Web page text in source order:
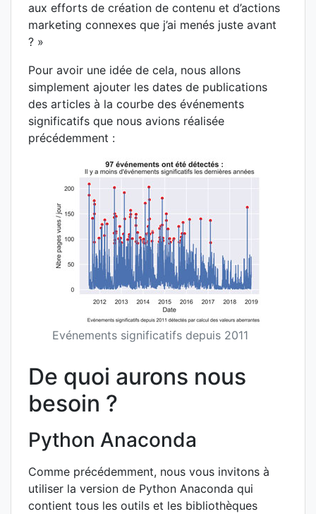
aux efforts de création de contenu et d’actions
marketing connexes que j’ai menés juste avant
? »
Pour avoir une idée de cela, nous allons
simplement ajouter les dates de publications
des articles à la courbe des événements
significatifs que nous avions réalisée
précédemment :
Evénements significatifs depuis 2011
De quoi aurons nous
besoin ?
Python Anaconda
Comme précédemment, nous vous invitons à
utiliser la version de Python Anaconda qui
contient tous les outils et les bibliothèques